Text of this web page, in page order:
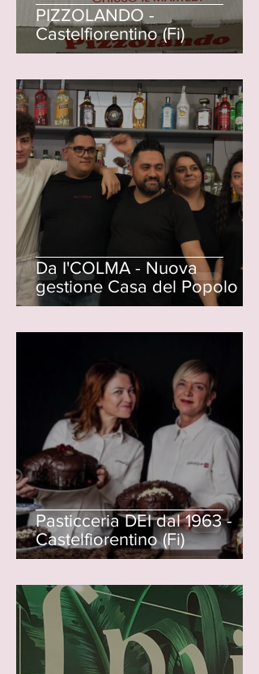
PIZZOLANDO -
Castelfiorentino (Fi)
Da I'COLMA - Nuova
gestione Casa del Popolo di
Castelnuovo d'Elsa (Fi)
Pasticceria DEI dal 1963 -
Castelfiorentino (Fi)